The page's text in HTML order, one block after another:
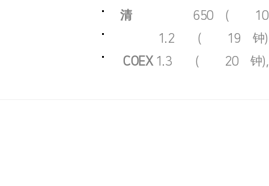
距清潭洞名品街 650米(步行
1.2公里(步行 19分钟
距 COEX 1.3公里(步行 20分钟